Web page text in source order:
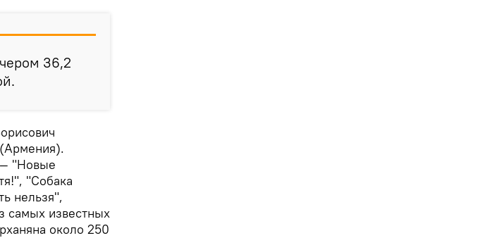
36,2
"Новые
"Собака
нельзя",
самых известных
около 250